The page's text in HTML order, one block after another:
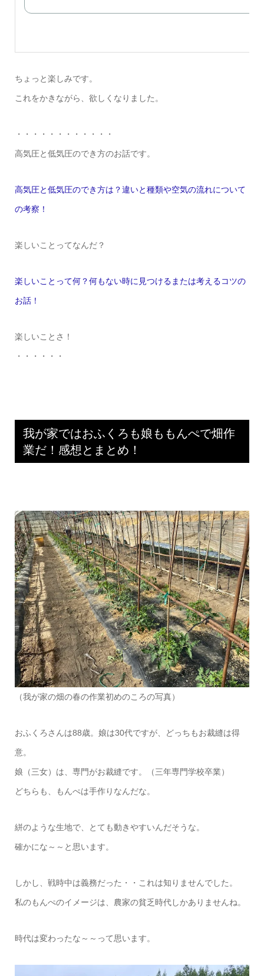
ちょっと楽しみです。
これをかきながら、欲しくなりました。
・・・・・・・・・・・・
高気圧と低気圧のでき方のお話です。
高気圧と低気圧のでき方は？違いと種類や空気の流れについて
の考察！
楽しいことってなんだ？
楽しいことって何？何もない時に見つけるまたは考えるコツの
お話！
楽しいことさ！
・・・・・・
我が家ではおふくろも娘ももんぺで畑作
業だ！感想とまとめ！
（我が家の畑の春の作業初めのころの写真）
おふくろさんは88歳。娘は30代ですが、どっちもお裁縫は得
意。
娘（三女）は、専門がお裁縫です。（三年専門学校卒業）
どちらも、もんぺは手作りなんだな。
絣のような生地で、とても動きやすいんだそうな。
確かにな～～と思います。
しかし、戦時中は義務だった・・これは知りませんでした。
私のもんぺのイメージは、農家の貧乏時代しかありませんね。
時代は変わったな～～って思います。